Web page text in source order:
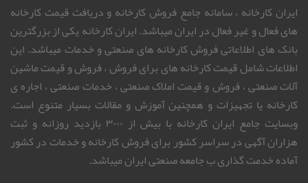
ایران کارخانه ، سامانه جامع فروش کارخانه و دریافت قیمت کارخانه
های فعال و غیر فعال در ایران میباشد. ایران کارخانه یکی از بزرگترین
بانک های اطلاعاتی فروش کارخانه های صنعتی و خدمات میباشد. این
اطلاعات شامل قیمت کارخانه های برای فروش ، فروش و قیمت ماشین
آلات صنعتی ، فروش و قیمت املاک صنعتی ، خدمات صنعتی ، اجاره ی
کارخانه یا تجهیزات و همچنین آموزش و مقالات بسیار متنوع است.
وبسایت جامع ایران کارخانه با بیش از ۳۰۰۰ بازدید روزانه و ثبت
هزاران آگهی در سراسر کشور برای فروش کارخانه و خدمات در کشور
آماده خدمت گذاری ب جامعه صنعتی ایران میباشد.